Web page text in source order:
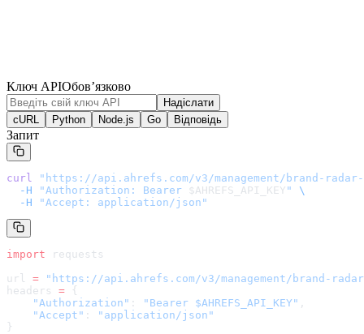
Ключ APIОбов’язково
Надіслати
cURL
Python Node.js Go Відповідь
Запит
curl " https://api.ahrefs.com/v3/management/brand-
  -H
"Authorization: Bearer $AHREFS_API_KEY "
\
  -H
"Accept: application/json"
import requests
url = " https://api.ahrefs.com/v3/management/brand-
headers = {
    "Authorization"
: "Bearer $AHREFS_API_KEY" ,
    "Accept"
:
"application/json"
}